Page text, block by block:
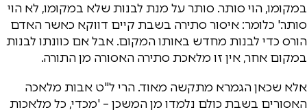
במקומו, הוי סותר. סותר על מנת לבנות שלא במקומו, לא הוי
סותר.' כלומר: איסור סתירה בשבת קיים דווקא כאשר האדם
הורס כדי לבנות מחדש באותו המקום. אבל אם כוונתו לבנות
במקום אחר, אין זו מלאכת סתירה האסורה מן התורה.
אלא שכאן הגמרא מתקשה מאוד. הרי ל"ט אבות מלאכה
האסורים בשבת כולם נלמדו מן המשכן – 'מכדי, כל מלאכות